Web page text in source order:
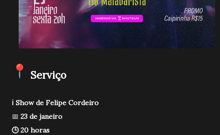
Serviço
ℹ️ Show de Felipe Cordeiro
📅 23 de janeiro
🕒 20 horas